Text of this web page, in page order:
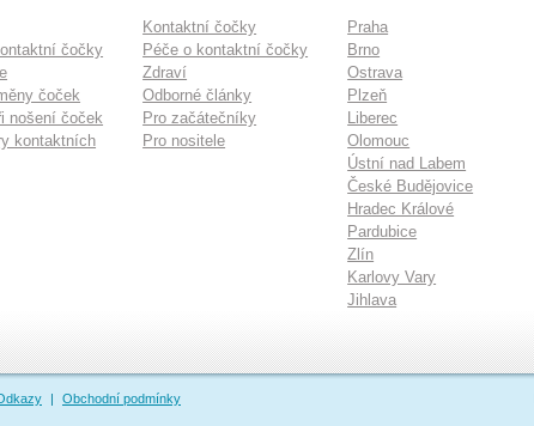
čočky
čoček
nošení čoček
kontaktních
Kontaktní čočky
Péče o kontaktní čočky
Zdraví
Odborné články
Pro začátečníky
Pro nositele
Praha
Brno
Ostrava
Plzeň
Liberec
Olomouc
Ústní nad Labem
České Budějovice
Hradec Králové
Pardubice
Zlín
Karlovy Vary
Jihlava
| Obchodní podmínky